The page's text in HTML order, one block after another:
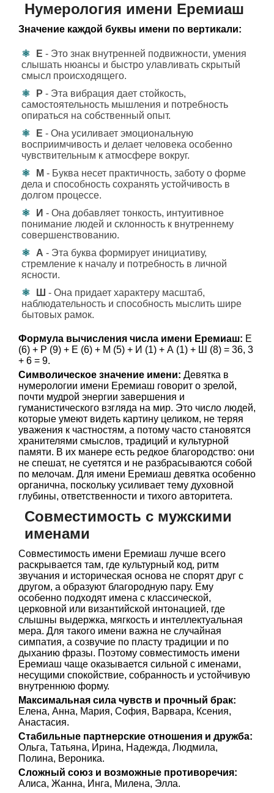
Нумерология имени Еремиаш
Значение каждой буквы имени по вертикали:
Е - Это знак внутренней подвижности, умения
слышать нюансы и быстро улавливать скрытый
смысл происходящего.
Р - Эта вибрация дает стойкость,
самостоятельность мышления и потребность
опираться на собственный опыт.
Е - Она усиливает эмоциональную
восприимчивость и делает человека особенно
чувствительным к атмосфере вокруг.
М - Буква несет практичность, заботу о форме
дела и способность сохранять устойчивость в
долгом процессе.
И - Она добавляет тонкость, интуитивное
понимание людей и склонность к внутреннему
совершенствованию.
А - Эта буква формирует инициативу,
стремление к началу и потребность в личной
ясности.
Ш - Она придает характеру масштаб,
наблюдательность и способность мыслить шире
бытовых рамок.
Формула вычисления числа имени Еремиаш: Е
(6) + Р (9) + Е (6) + М (5) + И (1) + А (1) + Ш (8) = 36, 3
+ 6 = 9.
Символическое значение имени: Девятка в
нумерологии имени Еремиаш говорит о зрелой,
почти мудрой энергии завершения и
гуманистического взгляда на мир. Это число людей,
которые умеют видеть картину целиком, не теряя
уважения к частностям, а потому часто становятся
хранителями смыслов, традиций и культурной
памяти. В их манере есть редкое благородство: они
не спешат, не суетятся и не разбрасываются собой
по мелочам. Для имени Еремиаш девятка особенно
органична, поскольку усиливает тему духовной
глубины, ответственности и тихого авторитета.
Совместимость с мужскими
именами
Совместимость имени Еремиаш лучше всего
раскрывается там, где культурный код, ритм
звучания и историческая основа не спорят друг с
другом, а образуют благородную пару. Ему
особенно подходят имена с классической,
церковной или византийской интонацией, где
слышны выдержка, мягкость и интеллектуальная
мера. Для такого имени важна не случайная
симпатия, а созвучие по пласту традиции и по
дыханию фразы. Поэтому совместимость имени
Еремиаш чаще оказывается сильной с именами,
несущими спокойствие, собранность и устойчивую
внутреннюю форму.
Максимальная сила чувств и прочный брак:
Елена, Анна, Мария, София, Варвара, Ксения,
Анастасия.
Стабильные партнерские отношения и дружба:
Ольга, Татьяна, Ирина, Надежда, Людмила,
Полина, Вероника.
Сложный союз и возможные противоречия:
Алиса, Жанна, Инга, Милена, Элла.